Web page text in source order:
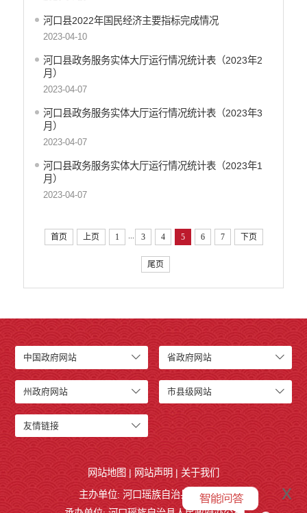
河口县2022年国民经济主要指标完成情况
2023-04-10
河口县政务服务实体大厅运行情况统计表（2023年2
月）
2023-04-07
河口县政务服务实体大厅运行情况统计表（2023年3
月）
2023-04-07
河口县政务服务实体大厅运行情况统计表（2023年1
月）
2023-04-07
首页 上页 1 ... 3 4 5 6 7 下页
尾页
中国政府网站 省政府网站
州政府网站 市县级网站
友情链接
网站地图 | 网站声明 | 关于我们
主办单位: 河口瑶族自治县人民政府
x